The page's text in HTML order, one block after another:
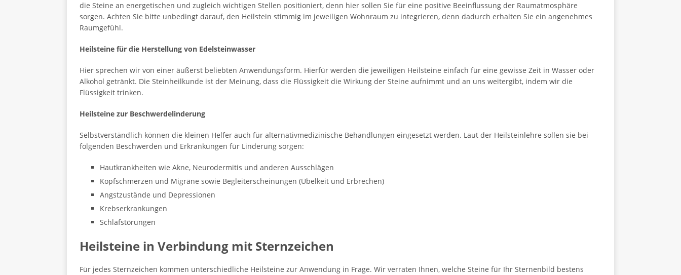
die Steine an energetischen und zugleich wichtigen Stellen positioniert, denn hier sollen Sie für eine positive Beeinflussung der Raumatmosphäre
sorgen. Achten Sie bitte unbedingt darauf, den Heilstein stimmig im jeweiligen Wohnraum zu integrieren, denn dadurch erhalten Sie ein angenehmes
Raumgefühl.
Heilsteine für die Herstellung von Edelsteinwasser
Hier sprechen wir von einer äußerst beliebten Anwendungsform. Hierfür werden die jeweiligen Heilsteine einfach für eine gewisse Zeit in Wasser oder
Alkohol getränkt. Die Steinheilkunde ist der Meinung, dass die Flüssigkeit die Wirkung der Steine aufnimmt und an uns weitergibt, indem wir die
Flüssigkeit trinken.
Heilsteine zur Beschwerdelinderung
Selbstverständlich können die kleinen Helfer auch für alternativmedizinische Behandlungen eingesetzt werden. Laut der Heilsteinlehre sollen sie bei
folgenden Beschwerden und Erkrankungen für Linderung sorgen:
Hautkrankheiten wie Akne, Neurodermitis und anderen Ausschlägen
Kopfschmerzen und Migräne sowie Begleiterscheinungen (Übelkeit und Erbrechen)
Angstzustände und Depressionen
Krebserkrankungen
Schlafstörungen
Heilsteine in Verbindung mit Sternzeichen
Für jedes Sternzeichen kommen unterschiedliche Heilsteine zur Anwendung in Frage. Wir verraten Ihnen, welche Steine für Ihr Sternenbild bestens